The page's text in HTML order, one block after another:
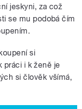
jeskyni, za což
se mu podobá čím
si
práci i k ženě je
si člověk všímá,